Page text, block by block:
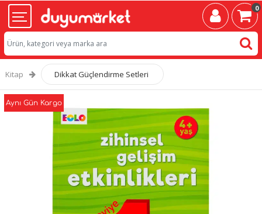
0
Kitap Dikkat Güçlendirme Setleri
Aynı Gün Kargo